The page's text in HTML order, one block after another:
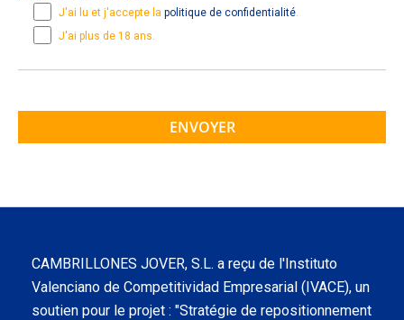
J'ai lu et j'accepte lapolitique de confidentialité
J'ai plus de 18 ans.
CAMBRILLONES JOVER, S.L. a reçu de l'Instituto
Valenciano de Competitividad Empresarial (IVACE), un
soutien pour le projet : "Stratégie de repositionnement